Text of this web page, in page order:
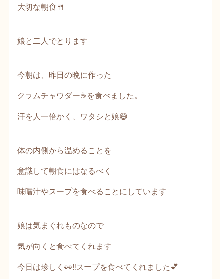
大切な朝食🍴
娘と二人でとります
今朝は、昨日の晩に作った
クラムチャウダー☕を食べました。
汗を人一倍かく、ワタシと娘😅
体の内側から温めることを
意識して朝食にはなるべく
味噌汁やスープを食べることにしています
娘は気まぐれものなので
気が向くと食べてくれます
今日は珍しく👀‼️スープを食べてくれました💕